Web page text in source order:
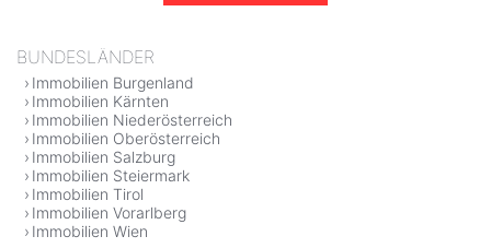
BUNDESLÄNDER
Immobilien Burgenland
Immobilien Kärnten
Immobilien Niederösterreich
Immobilien Oberösterreich
Immobilien Salzburg
Immobilien Steiermark
Immobilien Tirol
Immobilien Vorarlberg
Immobilien Wien